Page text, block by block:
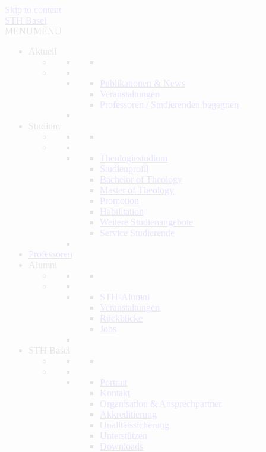
Skip to content
STH Basel
MENU
MENU
Aktuell
Publikationen & News
Veranstaltungen
Professoren / Studierenden begegnen
Studium
Theologiestudium
Studienprofil
Bachelor of Theology
Master of Theology
Promotion
Habilitation
Weitere Studienangebote
Service Studierende
Professoren
Alumni
STH-Alumni
Veranstaltungen
Rückblicke
Jobs
STH Basel
Portrait
Kontakt
Organisation & Ansprechpartner
Akkreditierung
Qualitätssicherung
Unterstützen
Downloads